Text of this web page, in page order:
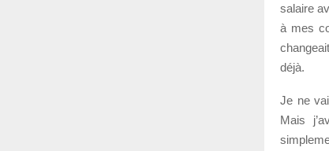
salaire
à mes
déjà.
Je ne
Mais